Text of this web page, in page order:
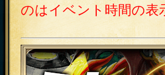
のはイベント時間の表